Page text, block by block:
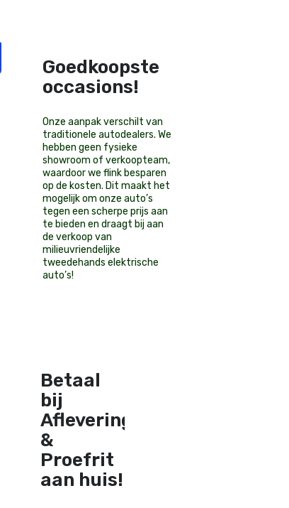
Goedkoopste
occasions!
Onze aanpak verschilt van
traditionele autodealers. We
hebben geen fysieke
showroom of verkoopteam,
waardoor we flink besparen
op de kosten. Dit maakt het
mogelijk om onze auto’s
tegen een scherpe prijs aan
te bieden en draagt bij aan
de verkoop van
milieuvriendelijke
tweedehands elektrische
auto’s!
Betaal
bij
Aflevering
&
Proefrit
aan huis!